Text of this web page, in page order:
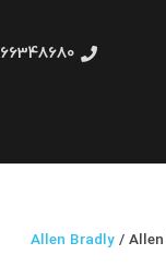
66348680 – 66348660
/